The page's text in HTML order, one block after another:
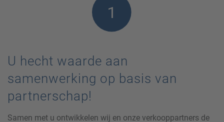
U hecht waarde aan
samenwerking op basis van
partnerschap!
Samen met u ontwikkelen wij en onze verkooppartners de